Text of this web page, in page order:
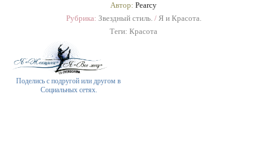
Автор: Pearcy
Рубрика: Звездный стиль./ Я и Красота.
Теги: Красота
Поделись с подругой или другом в
Социальных сетях.